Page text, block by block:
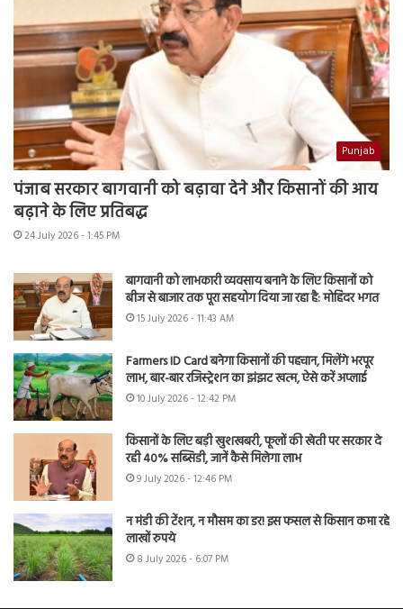
Punjab
पंजाब सरकार बागवानी को बढ़ावा देने और किसानों की आय
बढ़ाने के लिए प्रतिबद्ध
24 July 2026 - 1:45 PM
बागवानी को लाभकारी व्यवसाय बनाने के लिए किसानों को
बीज से बाजार तक पूरा सहयोग दिया जा रहा है: मोहिंदर भगत
15 July 2026 - 11:43 AM
Farmers ID Card बनेगा किसानों की पहचान, मिलेंगे भरपूर
लाभ, बार-बार रजिस्ट्रेशन का झंझट खत्म, ऐसे करें अप्लाई
10 July 2026 - 12:42 PM
किसानों के लिए बड़ी खुशखबरी, फूलों की खेती पर सरकार दे
रही 40% सब्सिडी, जानें कैसे मिलेगा लाभ
9 July 2026 - 12:46 PM
न मंडी की टेंशन, न मौसम का डर! इस फसल से किसान कमा रहे
लाखों रुपये
8 July 2026 - 6:07 PM